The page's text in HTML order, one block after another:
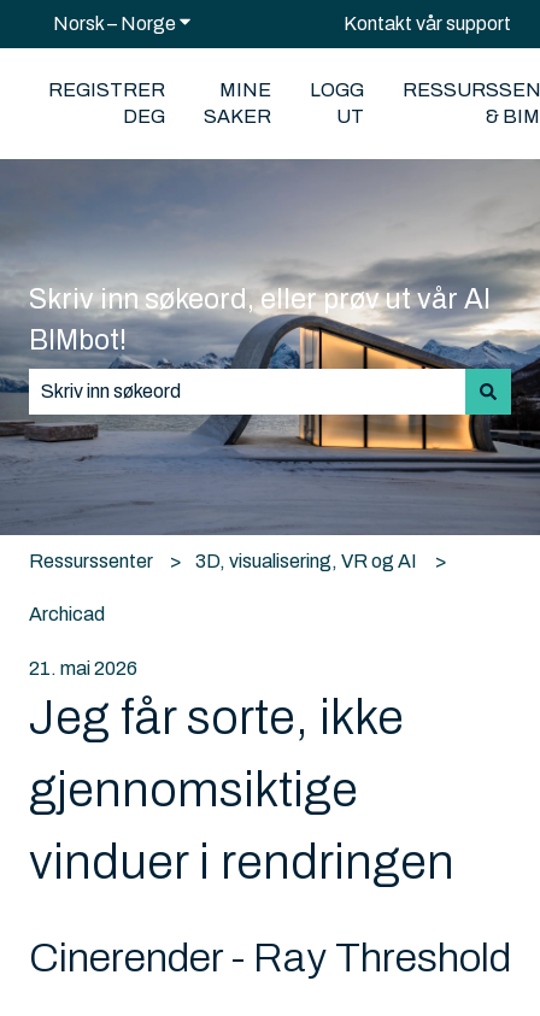
Norsk – NorgeVis undermeny for oversettelser
Kontakt vår support
REGISTRER
DEG
MINE
SAKER
LOGG
UT
&
Skriv inn søkeord, eller prøv ut vår AI
BIMbot!
Det finnes ingen forslag fordi søkefeltet er tomt.
Ressurssenter 3D, visualisering, VR og AI
Archicad
21. mai 2026
Jeg får sorte, ikke
gjennomsiktige
vinduer i rendringen
Cinerender - Ray Threshold